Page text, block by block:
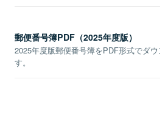
郵便番号簿PDF（2025年度版）
2025年度版郵便番号簿をPDF形式でダ
す。